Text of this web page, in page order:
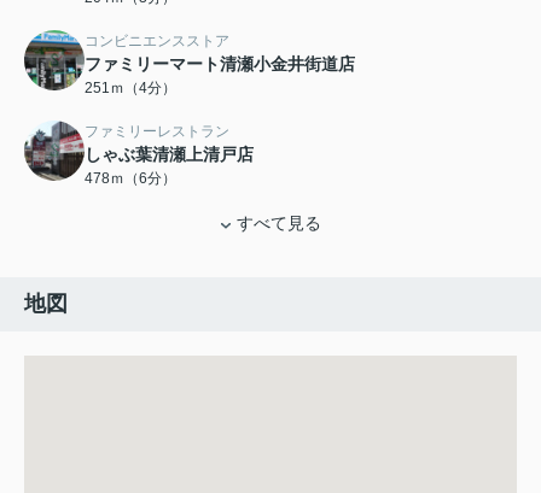
コンビニエンスストア
ファミリーマート清瀬小金井街道店
251ｍ（4分）
ファミリーレストラン
しゃぶ葉清瀬上清戸店
478ｍ（6分）
すべて見る
地図